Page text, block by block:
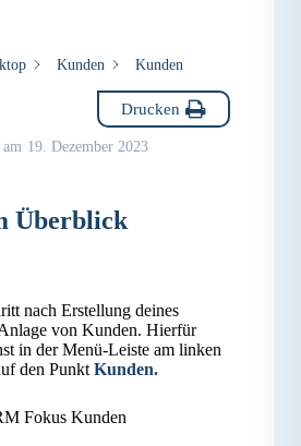
Kunden
Kunden
Drucken
Überblick
19. Dezember 2023
nach Erstellung deines
von Kunden. Hierfür
in der Menü-Leiste am linken
den PunktKunden.